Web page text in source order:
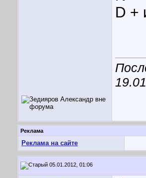
D +
Реклама
Реклама на сайте
05.01.2012, 01:06